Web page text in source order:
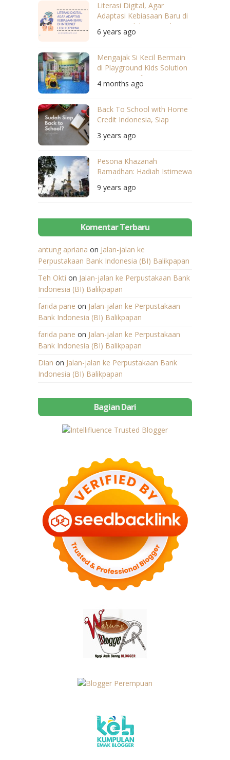
Literasi Digital, Agar
Adaptasi Kebiasaan Baru di
Internet Lebih Optimal
6 years ago
Mengajak Si Kecil Bermain
di Playground Kids Solution
Mataram Mall
4 months ago
Back To School with Home
Credit Indonesia, Siap
3 years ago
Pesona Khazanah
Ramadhan: Hadiah Istimewa
di Bulan Istimewa
9 years ago
Komentar Terbaru
antung apriana on Jalan-jalan ke
Perpustakaan Bank Indonesia (BI) Balikpapan
Teh Okti on Jalan-jalan ke Perpustakaan Bank
Indonesia (BI) Balikpapan
farida pane on Jalan-jalan ke Perpustakaan
Bank Indonesia (BI) Balikpapan
farida pane on Jalan-jalan ke Perpustakaan
Bank Indonesia (BI) Balikpapan
Dian on Jalan-jalan ke Perpustakaan Bank
Indonesia (BI) Balikpapan
Bagian Dari